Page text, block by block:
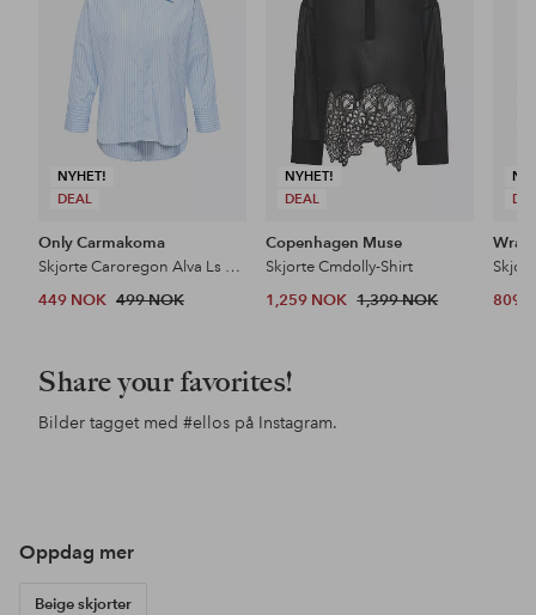
NYHET!
DEAL
Only Carmakoma
Skjorte Caroregon Alva Ls Back Btn Shirt Wv
449 NOK 499 NOK
NYHET!
DEAL
Copenhagen Muse
Skjorte Cmdolly-Shirt
1,259 NOK 1,399 NOK 809
Share your favorites!
Bilder tagget med #ellos på Instagram.
Oppdag mer
Beige skjorter